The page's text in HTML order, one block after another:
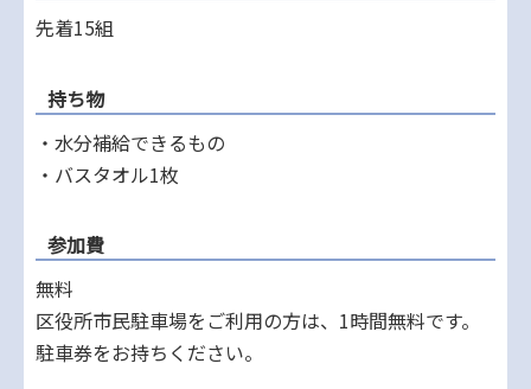
先着15組
持ち物
・水分補給できるもの
・バスタオル1枚
参加費
無料
区役所市民駐車場をご利用の方は、1時間無料です。
駐車券をお持ちください。